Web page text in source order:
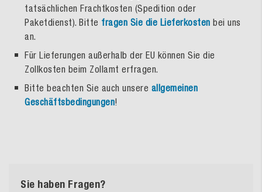
tatsächlichen Frachtkosten (Spedition oder
Paketdienst). Bitte fragen Sie die Lieferkosten bei uns
an.
Für Lieferungen außerhalb der EU können Sie die
Zollkosten beim Zollamt erfragen.
Bitte beachten Sie auch unsere allgemeinen
Geschäftsbedingungen!
Sie haben Fragen?